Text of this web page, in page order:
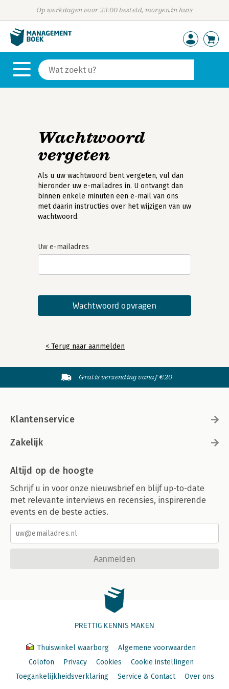
Op werkdagen voor 23:00 besteld, morgen in huis
Wachtwoord
vergeten
Als u uw wachtwoord bent vergeten, vul dan
hieronder uw e-mailadres in. U ontvangt dan
binnen enkele minuten een e-mail van ons
met daarin instructies over het wijzigen van uw
wachtwoord.
Uw e-mailadres
< Terug naar aanmelden
Gratis verzending vanaf €20
Klantenservice
Zakelijk
Altijd op de hoogte
Schrijf u in voor onze nieuwsbrief en blijf up-to-date
met relevante interviews en recensies, inspirerende
events en de beste acties.
Aanmelden
PRETTIG KENNIS MAKEN
Thuiswinkel waarborg
Algemene voorwaarden
Colofon
Privacy Cookies
Cookie instellingen
Toegankelijkheidsverklaring
Service & Contact Over ons